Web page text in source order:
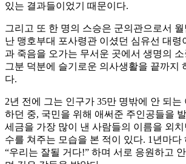
있는 결과들이었기 때문이다.
그리고 또 한 명의 스승은 군의관으로서
난 맹호부대 포사령관 이셨던 심유선 대령
과 죽음을 오가는 무서운 곳에서 생명의
그분 덕분에 슬기로운 의사생활을 끝까지
다.
2년 전에 그는 인구가 35만 명밖에 안 되는
하던 중, 국민을 위해 애써준 주인공들을
세금을 가장 많이 낸 사람들의 이름을 외
수를 쳐주는 모습을 본 적이 있다. 1년마다
“우리는 잘될 거다!” 하며 서로 응원하고